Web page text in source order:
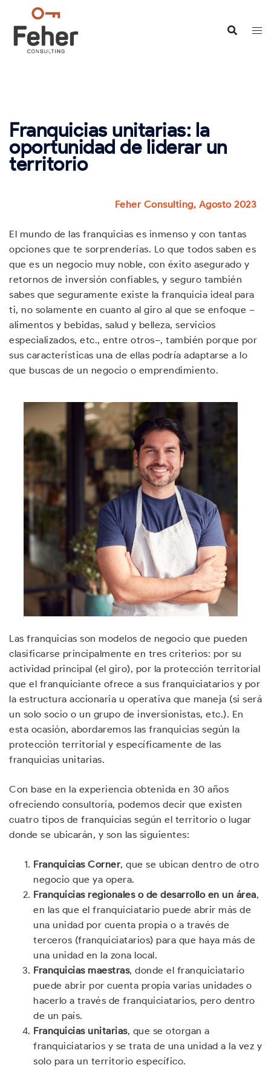
contenido
Franquicias unitarias: la
oportunidad de liderar un
territorio
Feher Consulting, Agosto 2023
El mundo de las franquicias es inmenso y con tantas
opciones que te sorprenderías. Lo que todos saben es
que es un negocio muy noble, con éxito asegurado y
retornos de inversión confiables, y seguro también
sabes que seguramente existe la franquicia ideal para
ti, no solamente en cuanto al giro al que se enfoque –
alimentos y bebidas, salud y belleza, servicios
especializados, etc., entre otros–, también porque por
sus características una de ellas podría adaptarse a lo
que buscas de un negocio o emprendimiento.
Las franquicias son modelos de negocio que pueden
clasificarse principalmente en tres criterios: por su
actividad principal (el giro), por la protección territorial
que el franquiciante ofrece a sus franquiciatarios y por
la estructura accionaria u operativa que maneja (si será
un solo socio o un grupo de inversionistas, etc.). En
esta ocasión, abordaremos las franquicias según la
protección territorial y específicamente de las
franquicias unitarias.
Con base en la experiencia obtenida en 30 años
ofreciendo consultoría, podemos decir que existen
cuatro tipos de franquicias según el territorio o lugar
donde se ubicarán, y son las siguientes:
Franquicias Corner, que se ubican dentro de otro
negocio que ya opera.
Franquicias regionales o de desarrollo en un área,
en las que el franquiciatario puede abrir más de
una unidad por cuenta propia o a través de
terceros (franquiciatarios) para que haya más de
una unidad en la zona local.
Franquicias maestras, donde el franquiciatario
puede abrir por cuenta propia varias unidades o
hacerlo a través de franquiciatarios, pero dentro
de un país.
Franquicias unitarias, que se otorgan a
franquiciatarios y se trata de una unidad a la vez y
solo para un territorio específico.